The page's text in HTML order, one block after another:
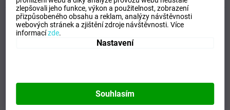
zlepšovali jeho funkce, výkon a použitelnost,zobrazení
přizpůsobeného obsahu a reklam, analýzy návštěvnosti
webových stránek a zjištění zdroje návštěvnosti.Více
informacízde.
Nastavení
Souhlasím
+15% SLEVA
NAVÍC s kódem -
ITBOTY15
Kód: